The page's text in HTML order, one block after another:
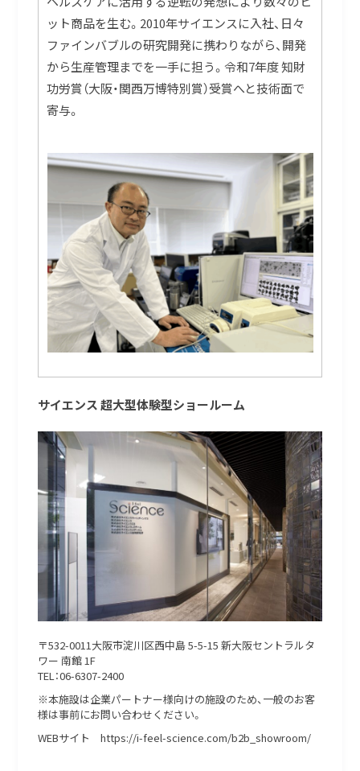
ット商品を生む。2010年サイエンスに入社、日々
ファインバブルの研究開発に携わりながら、開発
から生産管理までを一手に担う。令和7年度 知財
功労賞（大阪・関西万博特別賞）受賞へと技術面で
寄与。
サイエンス 超大型体験型ショールーム
〒532-0011大阪市淀川区西中島 5-5-15 新大阪セントラルタ
ワー 南館 1F
TEL：06-6307-2400
※本施設は企業パートナー様向けの施設のため、一般のお客
様は事前にお問い合わせください。
WEBサイトhttps://i-feel-science.com/b2b_showroom/